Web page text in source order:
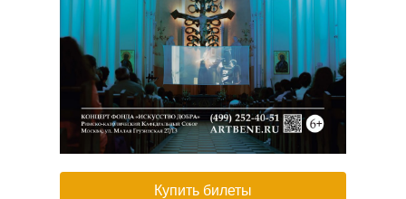
Игра на органе
Купить билеты